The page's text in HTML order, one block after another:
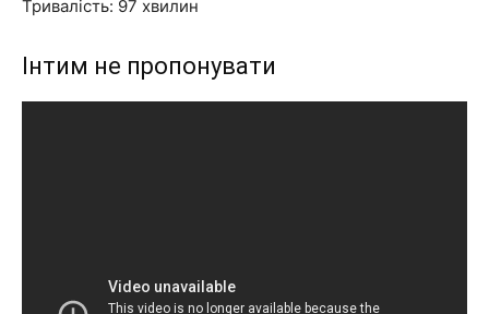
Тривалість: 97 хвилин
Інтим не пропонувати